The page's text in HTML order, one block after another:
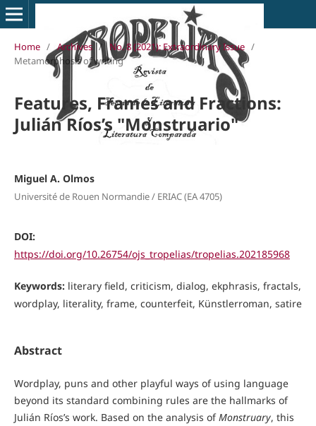
Home / Archives / No. 8 (2021): Extraordinary Issue /
Metamorphosis of writing
Features, Frames and Fractions:
Julián Ríos’s "Monstruario"
Miguel A. Olmos
Université de Rouen Normandie / ERIAC (EA 4705)
DOI:
https://doi.org/10.26754/ojs_tropelias/tropelias.202185968
Keywords: literary field, criticism, dialog, ekphrasis, fractals,
wordplay, literality, frame, counterfeit, Künstlerroman, satire
Abstract
Wordplay, puns and other playful ways of using language
beyond its standard combining rules are the hallmarks of
Julián Ríos’s work. Based on the analysis ofMonstruary, this